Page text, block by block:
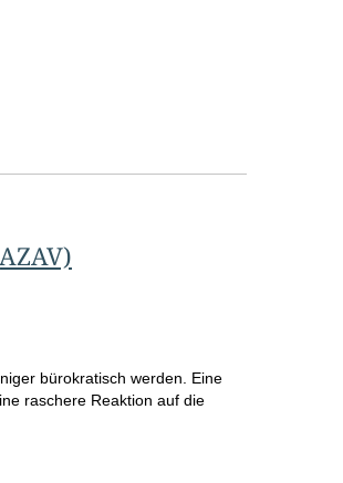
bürokratisch werden. Eine
raschere Reaktion auf die